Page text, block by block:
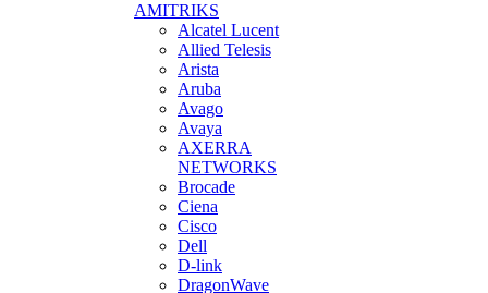
AMITRIKS
Alcatel Lucent
Allied Telesis
Arista
Aruba
Avago
Avaya
AXERRA
NETWORKS
Brocade
Ciena
Cisco
Dell
D-link
DragonWave